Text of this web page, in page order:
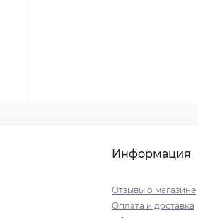
Информация
Отзывы о магазине
Оплата и доставка